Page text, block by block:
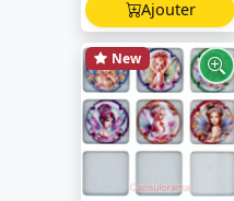
Ajouter
New